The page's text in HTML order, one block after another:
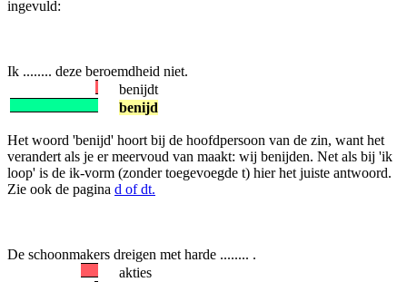
ingevuld:
Ik ........ deze beroemdheid niet.
benijdt
benijd
Het woord 'benijd' hoort bij de hoofdpersoon van de zin, want het
verandert als je er meervoud van maakt: wij benijden. Net als bij 'ik
loop' is de ik-vorm (zonder toegevoegde t) hier het juiste antwoord.
Zie ook de pagina d of dt.
De schoonmakers dreigen met harde ........ .
akties